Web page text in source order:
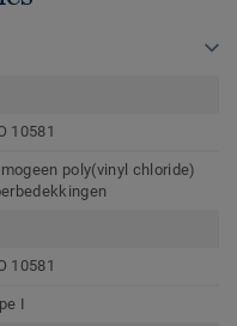
10581
poly(vinyl chloride)
10581
I